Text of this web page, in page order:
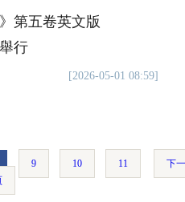
第五卷英文版
行
[2026-05-01 08:59]
9 10 11
下一